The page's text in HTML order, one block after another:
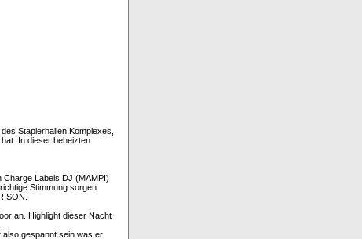
Staplerhallen Komplexes,
In dieser beheizten
Labels DJ (MAMPI)
Stimmung sorgen.
an. Highlight dieser Nacht
gespannt sein was er